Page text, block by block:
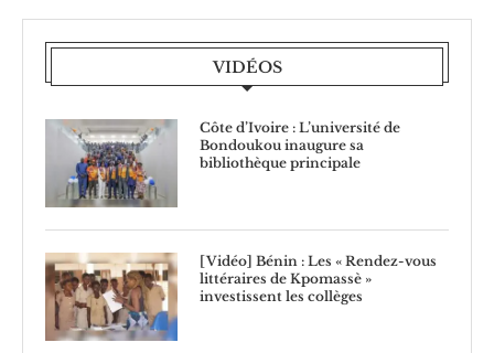
VIDÉOS
Côte d’Ivoire : L’université de
Bondoukou inaugure sa
bibliothèque principale
[Vidéo] Bénin : Les « Rendez-vous
littéraires de Kpomassè »
investissent les collèges